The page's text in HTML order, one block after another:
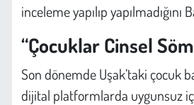
inceleme yapılıp yapılmadığını
“Çocuklar Cinsel
Son dönemde Uşak’taki çocuk
dijital platformlarda uygunsuz